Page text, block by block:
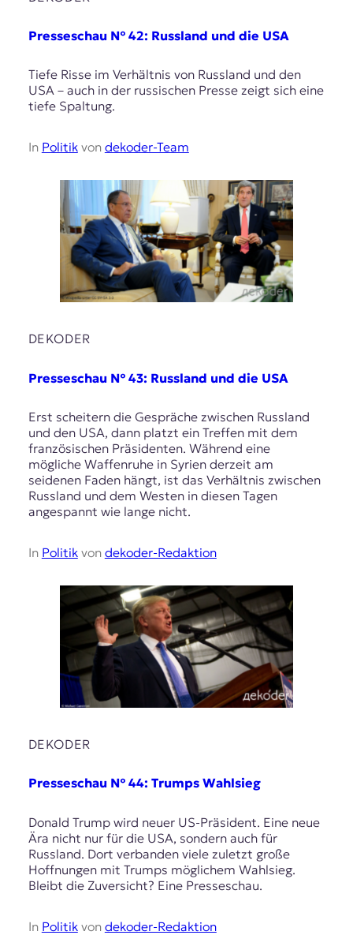
Presseschau № 42: Russland und die USA
Tiefe Risse im Verhältnis von Russland und den
USA – auch in der russischen Presse zeigt sich eine
tiefe Spaltung.
In Politikvon dekoder-Team
DEKODER
Presseschau № 43: Russland und die USA
Erst scheitern die Gespräche zwischen Russland
und den USA, dann platzt ein Treffen mit dem
französischen Präsidenten. Während eine
mögliche Waffenruhe in Syrien derzeit am
seidenen Faden hängt, ist das Verhältnis zwischen
Russland und dem Westen in diesen Tagen
angespannt wie lange nicht.
In Politikvon dekoder-Redaktion
DEKODER
Presseschau № 44: Trumps Wahlsieg
Donald Trump wird neuer US-Präsident. Eine neue
Ära nicht nur für die USA, sondern auch für
Russland. Dort verbanden viele zuletzt große
Hoffnungen mit Trumps möglichem Wahlsieg.
Bleibt die Zuversicht? Eine Presseschau.
In Politikvon dekoder-Redaktion